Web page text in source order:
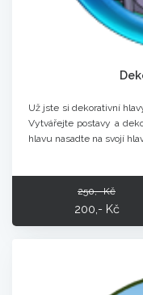
Už jste si dekorativní
Vytvářejte postavy a
hlavu nasadte na svojí
250,- Kč
200,- Kč